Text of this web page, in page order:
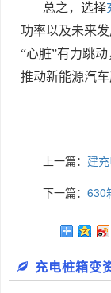
总之，选择
功率以及未来
“心脏”有力跳
推动新能源汽车
上一篇： 建
下一篇： 630
充电桩箱变